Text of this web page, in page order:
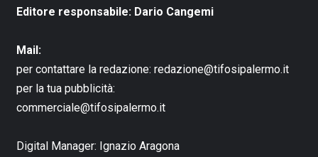
Editore responsabile: Dario Cangemi
Mail:
per contattare la redazione: redazione@tifosipalermo.it
per la tua pubblicità:
commerciale@tifosipalermo.it
Digital Manager: Ignazio Aragona